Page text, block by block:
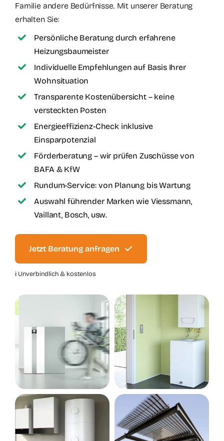
Familie andere Bedürfnisse. Mit unserer Beratung
erhalten Sie:
Persönliche Beratung durch erfahrene
Heizungsbaumeister
Individuelle Empfehlungen auf Basis Ihrer
Wohnsituation
Transparente Kostenübersicht – keine
versteckten Posten
Energieeffizienz-Check inklusive
Einsparpotenzial
Förderberatung – wir prüfen Zuschüsse von
BAFA & KfW
Rundum-Service: von Planung bis Wartung
Auswahl führender Marken wie Viessmann,
Vaillant, Bosch, usw.
Jetzt Beratung anfragen
ℹ️ Unverbindlich & kostenlos